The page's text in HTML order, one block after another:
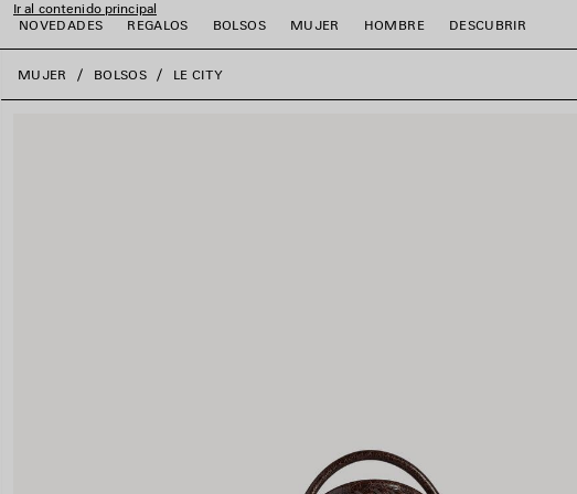
Ir al contenido principal
NOVEDADES
REGALOS BOLSOS MUJER HOMBRE DESCUBRIR
close the banner
MUJER BOLSOS LE CITY